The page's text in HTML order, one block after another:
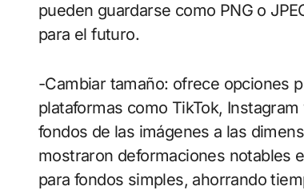
pueden guardarse como PNG o
para el futuro.
-Cambiar tamaño: ofrece opciones
plataformas como TikTok,
fondos de las imágenes a las
mostraron deformaciones notables
para fondos simples, ahorrando